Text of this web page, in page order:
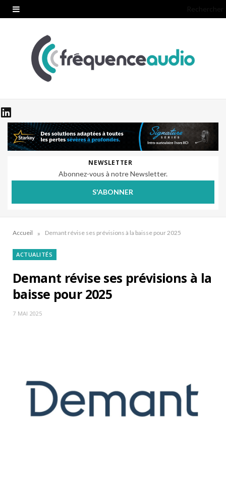
NEWSLETTER
Abonnez-vous à notre Newsletter.
S'ABONNER
Accueil » Demant révise ses prévisions à la baisse pour 2025
ACTUALITÉS
Demant révise ses prévisions à la
baisse pour 2025
7 MAI 2025